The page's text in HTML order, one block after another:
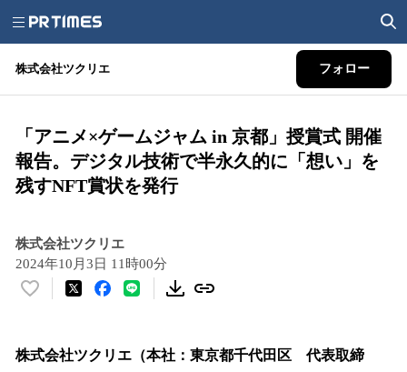
株式会社ツクリエ フォロー
「アニメ×ゲームジャム in 京都」授賞式 開催
報告。デジタル技術で半永久的に「想い」を
残すNFT賞状を発行
株式会社ツクリエ
2024年10月3日 11時00分
い
！
株式会社ツクリエ（本社：東京都千代田区 代表取締